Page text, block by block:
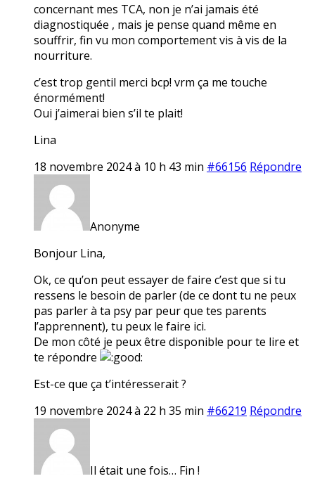
concernant mes TCA, non je n’ai jamais été
diagnostiquée , mais je pense quand même en
souffrir, fin vu mon comportement vis à vis de la
nourriture.
c’est trop gentil merci bcp! vrm ça me touche
énormément!
Oui j’aimerai bien s’il te plait!
Lina
18 novembre 2024 à 10 h 43 min #66156 Répondre
Anonyme
Bonjour Lina,
Ok, ce qu’on peut essayer de faire c’est que si tu
ressens le besoin de parler (de ce dont tu ne peux
pas parler à ta psy par peur que tes parents
l’apprennent), tu peux le faire ici.
De mon côté je peux être disponible pour te lire et
te répondre
Est-ce que ça t’intéresserait ?
19 novembre 2024 à 22 h 35 min #66219 Répondre
Il était une fois… Fin !